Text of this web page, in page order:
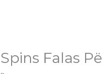
Spins Falas